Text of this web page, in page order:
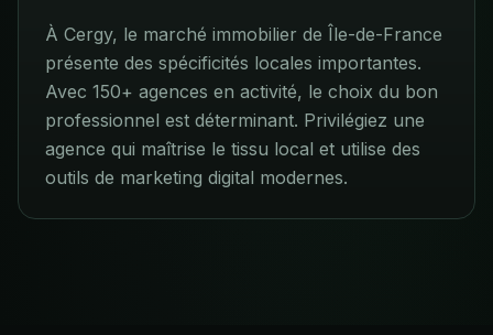
À Cergy, le marché immobilier de Île-de-France
présente des spécificités locales importantes.
Avec 150+ agences en activité, le choix du bon
professionnel est déterminant. Privilégiez une
agence qui maîtrise le tissu local et utilise des
outils de marketing digital modernes.